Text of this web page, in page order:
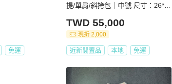
免運
提/單肩/斜挎包｜中號 尺寸：26*1
TWD 55,000
現折 2,000
近新閒置品 本地 免運